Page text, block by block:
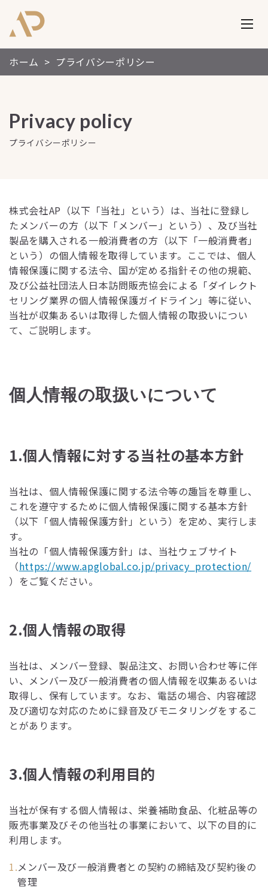
ホーム > プライバシーポリシー
Privacy policy
プライバシーポリシー
株式会社AP（以下「当社」という）は、当社に登録し
たメンバーの方（以下「メンバー」という）、及び当社
製品を購入される一般消費者の方（以下「一般消費者」
という）の個人情報を取得しています。ここでは、個人
情報保護に関する法令、国が定める指針その他の規範、
及び公益社団法人日本訪問販売協会による「ダイレクト
セリング業界の個人情報保護ガイドライン」等に従い、
当社が収集あるいは取得した個人情報の取扱いについ
て、ご説明します。
個人情報の取扱いについて
1.個人情報に対する当社の基本方針
当社は、個人情報保護に関する法令等の趣旨を尊重し、
これを遵守するために個人情報保護に関する基本方針
（以下「個人情報保護方針」という）を定め、実行しま
す。
当社の「個人情報保護方針」は、当社ウェブサイト
（https://www.apglobal.co.jp/privacy_protection/
）をご覧ください。
2.個人情報の取得
当社は、メンバー登録、製品注文、お問い合わせ等に伴
い、メンバー及び一般消費者の個人情報を収集あるいは
取得し、保有しています。なお、電話の場合、内容確認
及び適切な対応のために録音及びモニタリングをするこ
とがあります。
3.個人情報の利用目的
当社が保有する個人情報は、栄養補助食品、化粧品等の
販売事業及びその他当社の事業において、以下の目的に
利用します。
メンバー及び一般消費者との契約の締結及び契約後の
管理